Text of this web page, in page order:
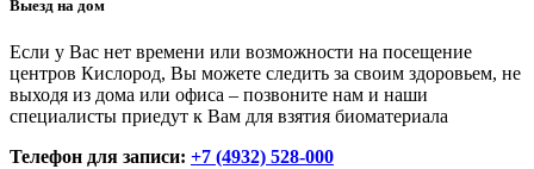
Выезд на дом
Если у Вас нет времени или возможности на посещение
центров Кислород, Вы можете следить за своим здоровьем, не
выходя из дома или офиса – позвоните нам и наши
специалисты приедут к Вам для взятия биоматериала
Телефон для записи: +7 (4932) 528-000